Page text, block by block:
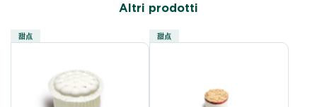
Altri prodotti
甜点 甜点